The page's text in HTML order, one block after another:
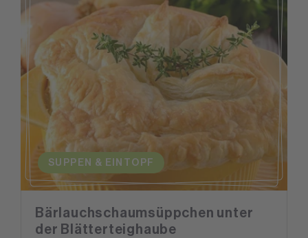
SUPPEN & EINTOPF
Bärlauchschaumsüppchen unter
der Blätterteighaube